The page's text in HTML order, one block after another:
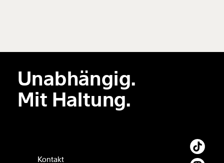
Unabhängig.
Mit Haltung.
Kontakt